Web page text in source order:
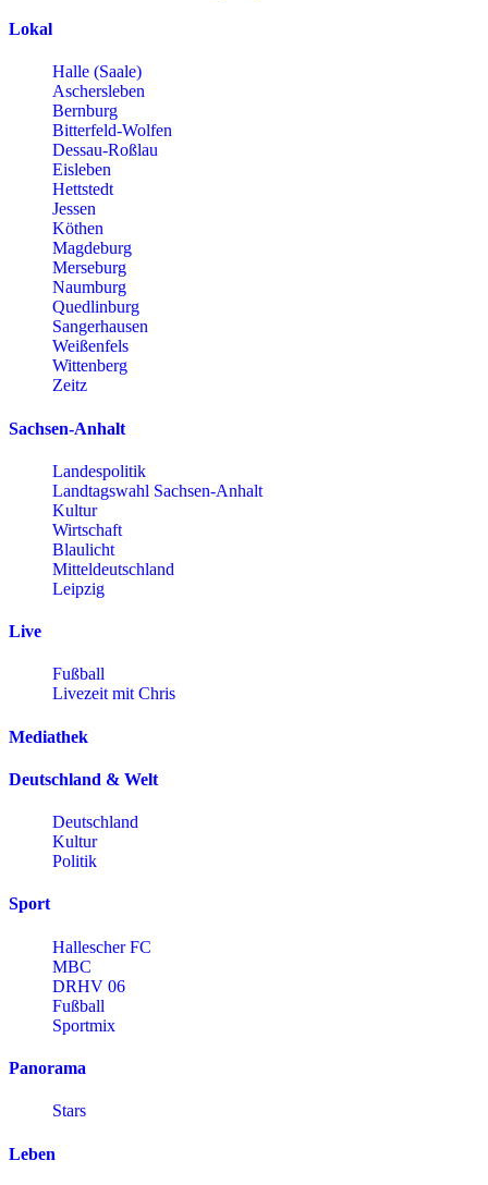
Lokal
Halle (Saale)
Aschersleben
Bernburg
Bitterfeld-Wolfen
Dessau-Roßlau
Eisleben
Hettstedt
Jessen
Köthen
Magdeburg
Merseburg
Naumburg
Quedlinburg
Sangerhausen
Weißenfels
Wittenberg
Zeitz
Sachsen-Anhalt
Landespolitik
Landtagswahl Sachsen-Anhalt
Kultur
Wirtschaft
Blaulicht
Mitteldeutschland
Leipzig
Live
Fußball
Livezeit mit Chris
Mediathek
Deutschland & Welt
Deutschland
Kultur
Politik
Sport
Hallescher FC
MBC
DRHV 06
Fußball
Sportmix
Panorama
Stars
Leben